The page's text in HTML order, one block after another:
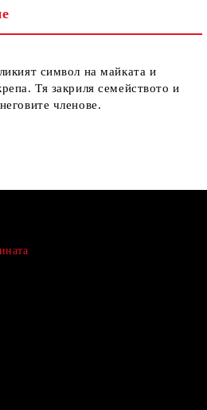
символ на майката и
Тя закриля семейството и
членове.